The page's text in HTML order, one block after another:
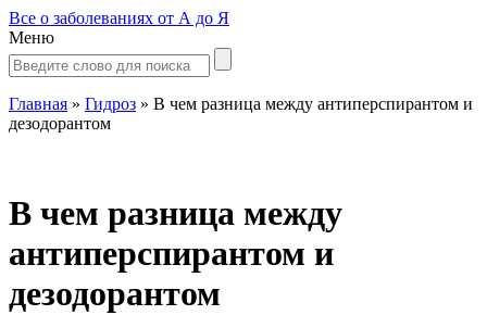
Все о заболеваниях от А до Я
Меню
Главная » Гидроз » В чем разница между антиперспирантом и
дезодорантом
В чем разница между
антиперспирантом и
дезодорантом